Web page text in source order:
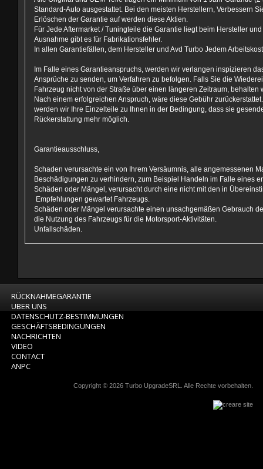
Standard-Auto ausgestattet. Bei den meisten Herstellern, Verbessern
Erlöschen der Garantie auf werden diese Aktien.
Für Jede Aftermarket / Tuningteile die Garantie liegt beim Hersteller
Ausnahme gibt es für Fabrikationsfehler.
In allen Garantiefällen, dem Hersteller und Avd Turbo Jedem
Im Falle eines Garantieanspruchs, werden wir verlangen inspizieren
Ansprüche zu senden, um Verfahren zu befolgen. Falls Sie die
Fahrzeug nicht von der Straße über einen längeren Zeitraum, behalten
Nach einem erfolgreichen Anspruch, wäre diese Gebühr
werden wir Ihre Einzelteile zu Ihnen in der Bedingung, dass sie
Rückerstattung mehr möglich.
Garantieausschluss,
Schaden verursachte ein von Ihrem Versäumnis, alle angemessenen
Beschädigungen zu verhindern, zum Beispiel Handeln im Falle eines
Schäden oder Mängel, verursacht durch eine nicht mit den in
Empfehlungen gewartet Fahrzeugs.
Schäden oder Mängel verursachte einen unsachgemäßen Gebrauch
die Nutzung des Fahrzeugs für die Motorsport-Aktivitäten.
Unfallschäden.
RÜCKNAHMEGARANTIE
UBER UNS
DATENSCHUTZ-BESTIMMUNGEN
GESCHÄFTSBEDINGUNGEN
NACHRICHTEN
VIDEO
CONTACT
ANPC
Copyright © 2026 Turbo UpgradeSRL . Alle Rechte vorbehalten.